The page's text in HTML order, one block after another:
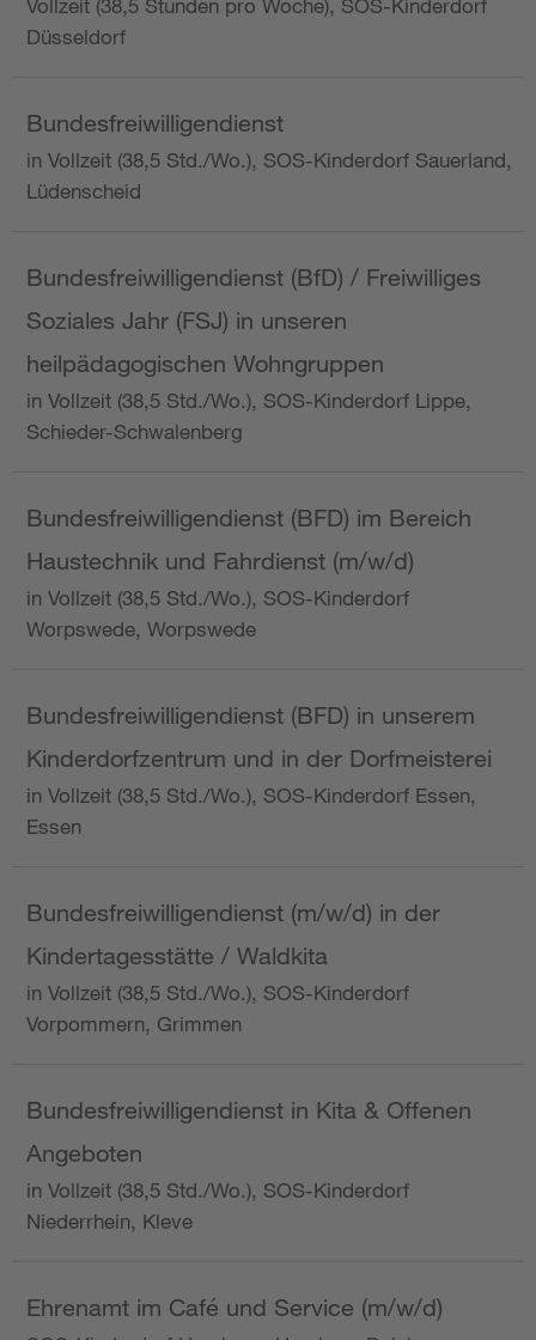
Vollzeit (38,5 Stunden pro Woche), SOS-Kinderdorf
Düsseldorf
Bundesfreiwilligendienst
in Vollzeit (38,5 Std./Wo.), SOS-Kinderdorf Sauerland,
Lüdenscheid
Bundesfreiwilligendienst (BfD) / Freiwilliges
Soziales Jahr (FSJ) in unseren
heilpädagogischen Wohngruppen
in Vollzeit (38,5 Std./Wo.), SOS-Kinderdorf Lippe,
Schieder-Schwalenberg
Bundesfreiwilligendienst (BFD) im Bereich
Haustechnik und Fahrdienst (m/w/d)
in Vollzeit (38,5 Std./Wo.), SOS-Kinderdorf
Worpswede, Worpswede
Bundesfreiwilligendienst (BFD) in unserem
Kinderdorfzentrum und in der Dorfmeisterei
in Vollzeit (38,5 Std./Wo.), SOS-Kinderdorf Essen,
Essen
Bundesfreiwilligendienst (m/w/d) in der
Kindertagesstätte / Waldkita
in Vollzeit (38,5 Std./Wo.), SOS-Kinderdorf
Vorpommern, Grimmen
Bundesfreiwilligendienst in Kita & Offenen
Angeboten
in Vollzeit (38,5 Std./Wo.), SOS-Kinderdorf
Niederrhein, Kleve
Ehrenamt im Café und Service (m/w/d)